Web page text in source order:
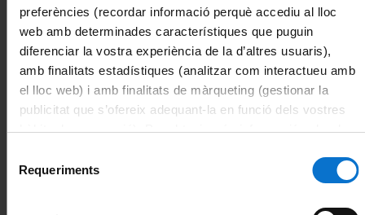
preferències (recordar informació perquè accediu al lloc
web amb determinades característiques que puguin
diferenciar la vostra experiència de la d’altres usuaris),
amb finalitats estadístiques (analitzar com interactueu amb
el lloc web) i amb finalitats de màrqueting (gestionar la
publicitat que s’ofereix adequant-la en funció dels vostres
hàbits de navegació). Per obtenir més informació sobre les
web de la Universitat de Barcelona
Requeriments
Observacions:
L'alta o renovació de les credencials per a personal extern té 1
any de vigència.
Com puc fer la sol·licitud?:
Per altes o baixes de personal col·laborador i com a persona
col·laboradora, obre tiquet